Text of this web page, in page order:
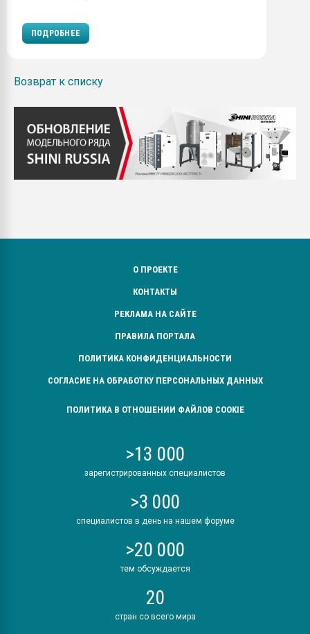
ПОДРОБНЕЕ
Возврат к списку
О ПРОЕКТЕ
КОНТАКТЫ
РЕКЛАМА НА САЙТЕ
ПРАВИЛА ПОРТАЛА
ПОЛИТИКА КОНФИДЕНЦИАЛЬНОСТИ
СОГЛАСИЕ НА ОБРАБОТКУ ПЕРСОНАЛЬНЫХ ДАННЫХ
ПОЛИТИКА В ОТНОШЕНИИ ФАЙЛОВ COOKIE
>13 000
зарегистрированных специалистов
>3 000
специалистов в день на нашем форуме
>20 000
тем обсуждается
20
стран со всего мира